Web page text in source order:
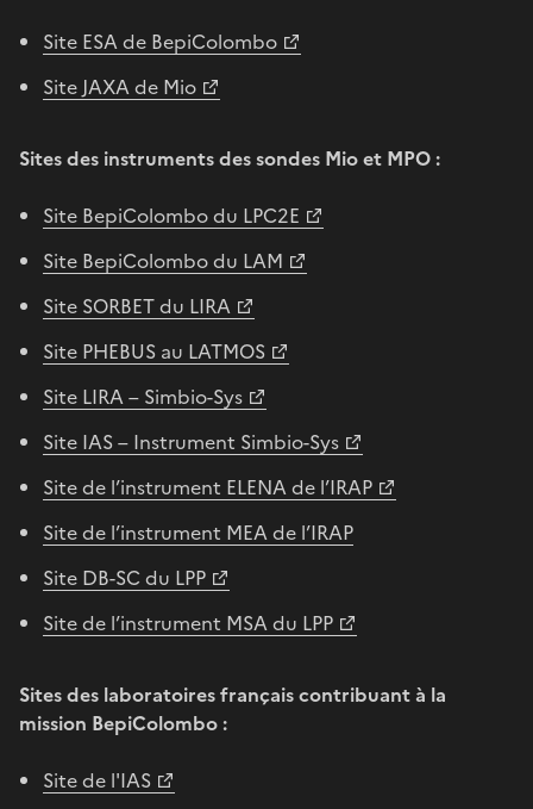
Site ESA de BepiColombo
Site JAXA de Mio
Sites des instruments des sondes Mio et MPO :
Site BepiColombo du LPC2E
Site BepiColombo du LAM
Site SORBET du LIRA
Site PHEBUS au LATMOS
Site LIRA – Simbio-Sys
Site IAS – Instrument Simbio-Sys
Site de l’instrument ELENA de l’IRAP
Site de l’instrument MEA de l’IRAP
Site DB-SC du LPP
Site de l’instrument MSA du LPP
Sites des laboratoires français contribuant à la
mission BepiColombo :
Site de l'IAS